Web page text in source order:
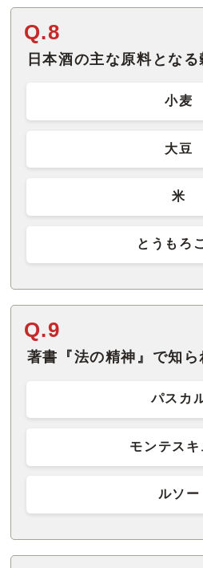
Q.8
日本酒の主な原料となる
小麦
大豆
米
とうもろ
Q.9
著書『法の精神』で知ら
パスカ
モンテスキ
ルソー